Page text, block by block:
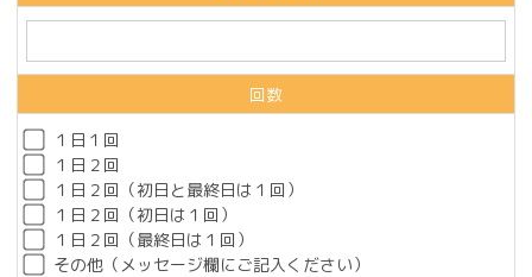
回数
１日１回
１日２回
１日２回（初日と最終日は１回）
１日２回（初日は１回）
１日２回（最終日は１回）
その他（メッセージ欄にご記入ください）